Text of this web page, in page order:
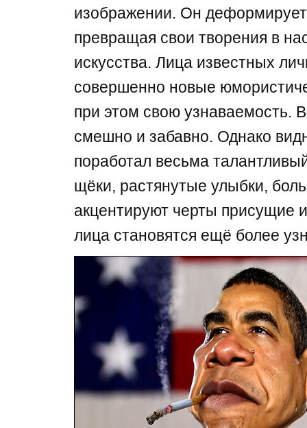
изображении. Он
превращая свои творения в
искусства. Лица известных
совершенно новые
при этом свою узнаваемость.
смешно и забавно. Однако
поработал весьма
щёки, растянутые улыбки,
акцентируют черты присущие
лица становятся ещё более